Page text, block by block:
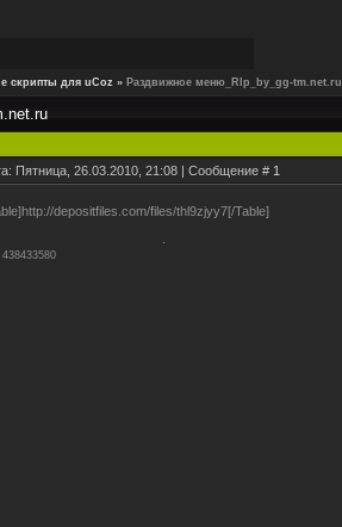
скрипты для uCoz » Раздвижное меню_RIp_by_gg-tm.net.ru
Пятница, 26.03.2010, 21:08 | Сообщение # 1
depositfiles.com/files/thl9zjyy7[/Table]
438433580